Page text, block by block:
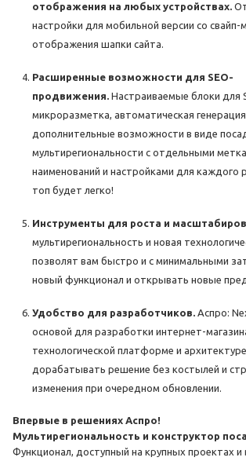
отображения на любых устройствах.
настройки для мобильной версии со
отображения шапки сайта.
Расширенные возможности для SEO-
продвижения. Настраиваемые блоки для
микроразметка, автоматическая
дополнительные возможности в виде
мультирегиональности с отдельными
наименований и настройками для каждого
топ будет легко!
Инструменты для роста и
мультирегиональность и новая
позволят вам быстро и с минимальными
новый функционал и открывать новые
Удобство для разработчиков. Аспро:
основой для разработки интернет-
технологической платформе и
дорабатывать решение без костылей и
изменения при очередном обновлении.
Впервые в решениях Аспро!
Мультирегиональность и конструктор
Функционал, доступный на крупных проектах и